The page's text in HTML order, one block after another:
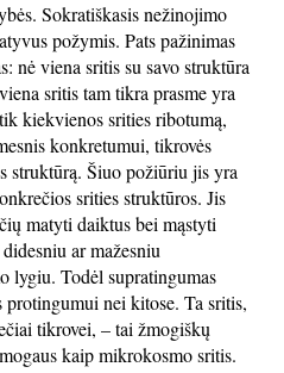
Sokratiškasis nežinojimo
požymis. Pats pažinimas
nė viena sritis su savo struktūra
sritis tam tikra prasme yra
kiekvienos srities ribotumą,
konkretumui, tikrovės
struktūrą. Šiuo požiūriu jis yra
srities struktūros. Jis
matyti daiktus bei mąstyti
ar mažesniu
lygiu. Todėl supratingumas
protingumui nei kitose. Ta sritis,
tikrovei, – tai žmogiškų
kaip mikrokosmo sritis.